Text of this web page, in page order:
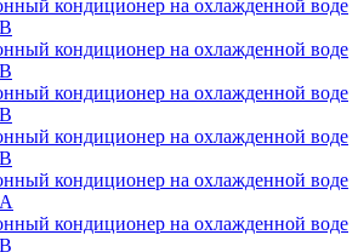
кондиционер на охлажденной воде
кондиционер на охлажденной воде
кондиционер на охлажденной воде
кондиционер на охлажденной воде
кондиционер на охлажденной воде
кондиционер на охлажденной воде